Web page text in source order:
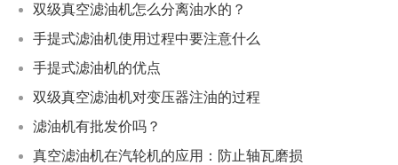
双级真空滤油机怎么分离油水的？
手提式滤油机使用过程中要注意什么
手提式滤油机的优点
双级真空滤油机对变压器注油的过程
滤油机有批发价吗？
真空滤油机在汽轮机的应用：防止轴瓦磨损